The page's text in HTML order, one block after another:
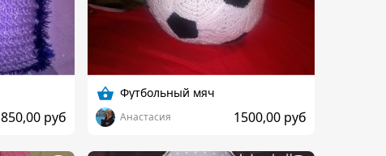
850,00 руб
Футбольный мяч
Анастасия 1500,00 руб